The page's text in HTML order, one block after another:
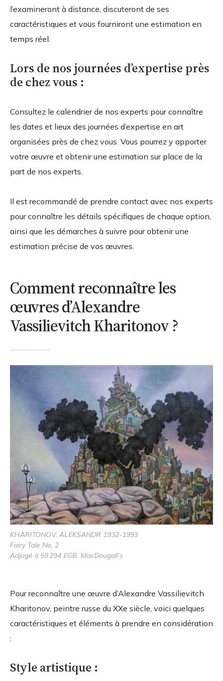
l’examineront à distance, discuteront de ses
caractéristiques et vous fourniront une estimation en
temps réel.
Lors de nos journées d’expertise près
de chez vous :
Consultez le calendrier de nos experts pour connaître
les dates et lieux des journées d’expertise en art
organisées près de chez vous. Vous pourrez y apporter
votre œuvre et obtenir une estimation sur place de la
part de nos experts.
Il est recommandé de prendre contact avec nos experts
pour connaître les détails spécifiques de chaque option,
ainsi que les démarches à suivre pour obtenir une
estimation précise de vos œuvres.
Comment reconnaître les
œuvres d’Alexandre
Vassilievitch Kharitonov ?
KHARITONOV, ALEKSANDR 1932-1993
Fairy Tale No. 2
Adjugé à 59 294 £GB, MacDougall’s
Pour reconnaître une œuvre d’Alexandre Vassilievitch
Kharitonov, peintre russe du XXe siècle, voici quelques
caractéristiques et éléments à prendre en considération
:
Style artistique :